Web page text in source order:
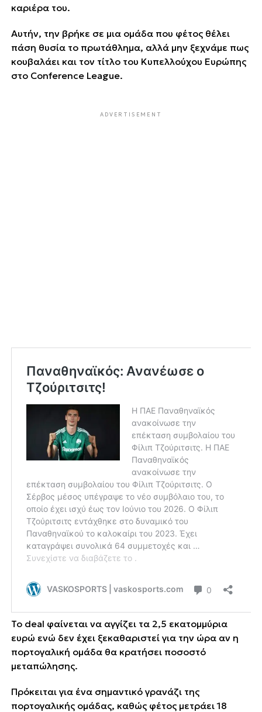
καριέρα του.
Αυτήν, την βρήκε σε μια ομάδα που φέτος θέλει
πάση θυσία το πρωτάθλημα, αλλά μην ξεχνάμε πως
κουβαλάει και τον τίτλο του Κυπελλούχου Ευρώπης
στο Conference League.
ADVERTISEMENT
Το deal φαίνεται να αγγίζει τα 2,5 εκατομμύρια
ευρώ ενώ δεν έχει ξεκαθαριστεί για την ώρα αν η
πορτογαλική ομάδα θα κρατήσει ποσοστό
μεταπώλησης.
Πρόκειται για ένα σημαντικό γρανάζι της
πορτογαλικής ομάδας, καθώς φέτος μετράει 18